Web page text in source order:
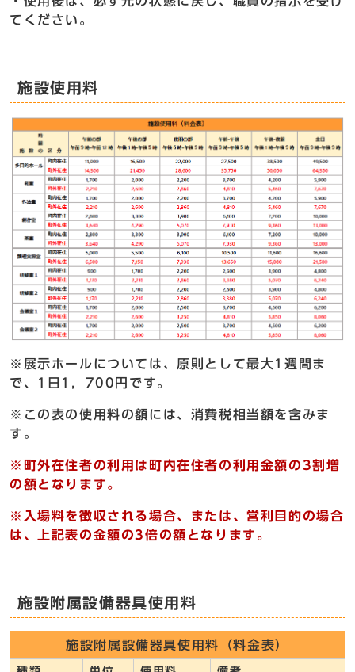
てください。
施設使用料
※展示ホールについては、原則として最大1週間ま
で、1日1，700円です。
※この表の使用料の額には、消費税相当額を含みま
す。
※町外在住者の利用は町内在住者の利用金額の3割増
の額となります。
※入場料を徴収される場合、または、営利目的の場合
は、上記表の金額の3倍の額となります。
施設附属設備器具使用料
施設附属設備器具使用料（料金表）